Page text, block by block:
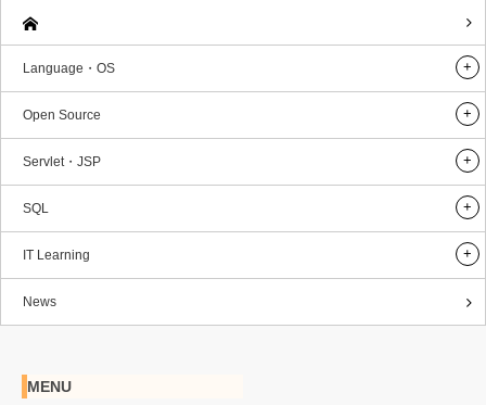
Language・OS
Open Source
Servlet・JSP
SQL
IT Learning
News
MENU